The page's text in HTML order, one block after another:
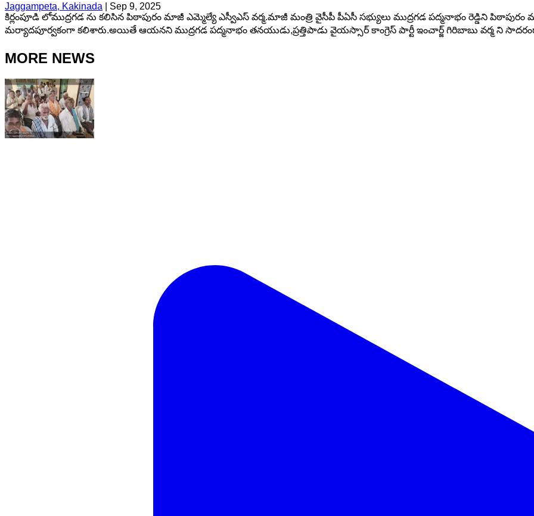
Jaggampeta, Kakinada
Sep 9, 2025
కిర్లంపూడి లోముద్రగడ ను కలిసిన పిఠాపురం మాజీ ఎమ్మెల్యే ఎస్వీఎస్ వర్మ.మాజీ మంత్రి వైసీపీ పీఏసీ సభ్యులు ముద్రగడ పద్మనాభం రెడ్డిని
మర్యాదపూర్వకంగా కలిశారు.అయితే ఆయనని ముద్రగడ పద్మనాభం తనయుడు,ప్రత్తిపాడు వైయస్సార్ కాంగ్రెస్ పార్టీ ఇంచార్జ్ గిరిబాబు వర్మ ని
MORE NEWS